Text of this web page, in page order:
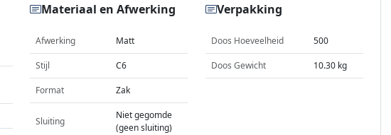
Materiaal en Afwerking
Afwerking Matt
Stijl C6
Format Zak
Sluiting
Niet gegomde
(geen sluiting)
Verpakking
Doos Hoeveelheid 500
Doos Gewicht 10.30 kg